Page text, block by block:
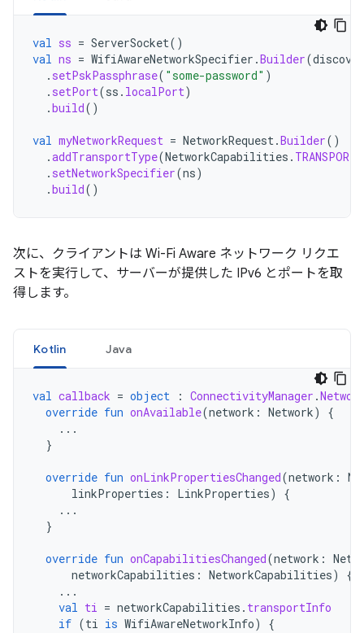
val ss = ServerSocket()
val ns = WifiAwareNetworkSpecifier .Builder(
. setPskPassphrase( "some-password" )
. setPort(ss . localPort)
.build()
val myNetworkRequest = NetworkRequest.Builder()
.addTransportType(NetworkCapabilities .
. setNetworkSpecifier(ns)
.build()
次に、クライアントは Wi-Fi Aware ネットワーク リクエ
ストを実行して、サーバーが提供した IPv6 とポートを取
得します。
Kotlin Java
val callback = object : ConnectivityManager .
override fun onAvailable(network : Network)
{
...
}
override fun onLinkPropertiesChanged(network :
linkProperties : LinkProperties)
{
...
}
override fun onCapabilitiesChanged(network :
networkCapabilities : NetworkCapabilities)
{
...
val ti = networkCapabilities . transportInfo
if (ti is WifiAwareNetworkInfo)
{